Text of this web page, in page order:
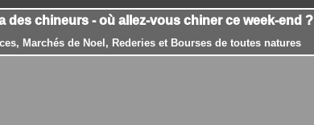
des chineurs - où allez-vous chiner ce week-end ?
Marchés de Noel, Rederies et Bourses de toutes natures